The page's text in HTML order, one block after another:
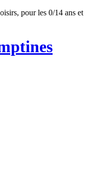
pour les 0/14 ans et